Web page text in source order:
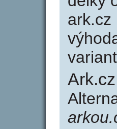
ark.cz
Ark.cz